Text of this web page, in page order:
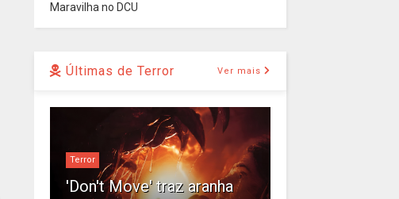
Maravilha no DCU
Últimas de Terror Ver mais
Terror
'Don't Move' traz aranha